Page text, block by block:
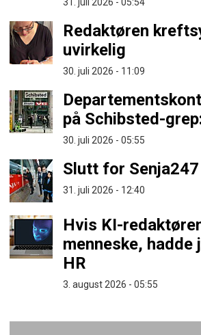
Redaktøren
uvirkelig
30. juli 2026 - 11:09
på Schibsted-
30. juli 2026 - 05:55
Slutt for Senja247
31. juli 2026 - 12:40
Hvis KI-
menneske, hadde
HR
3. august 2026 - 05:55